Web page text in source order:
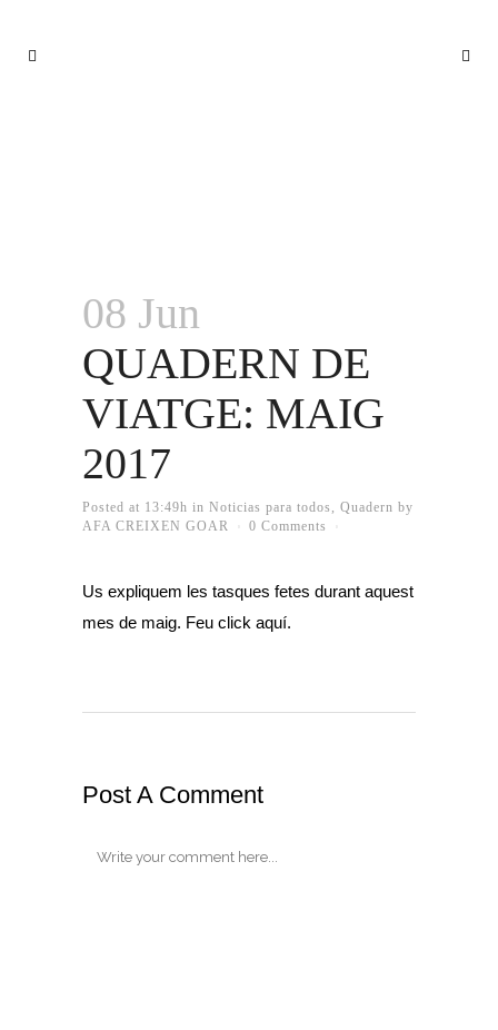
08 Jun
QUADERN DE
VIATGE: MAIG
2017
Posted at 13:49h in Noticias para todos , Quadern by
AFA CREIXEN GOAR
0 Comments
Us expliquem les tasques fetes durant aquest
mes de maig. Feu click aquí.
Post A Comment